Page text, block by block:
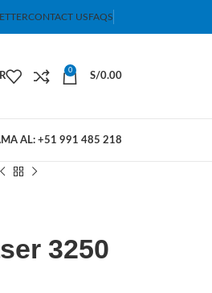
CONTACT USFAQS
0
S/0.00
AL: +51 991 485 218
3250